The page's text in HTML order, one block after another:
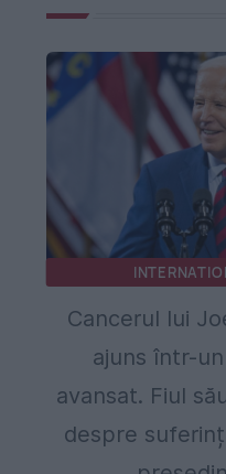
Cancerul lui
ajuns într-
avansat. Fiul
despre